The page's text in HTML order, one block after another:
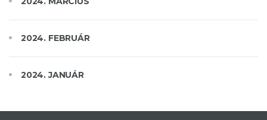
2024. FEBRUÁR
2024. JANUÁR